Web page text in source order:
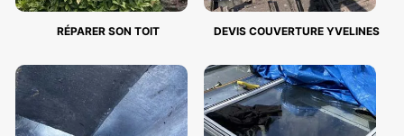
RÉPARER SON TOIT DEVIS COUVERTURE YVELINES